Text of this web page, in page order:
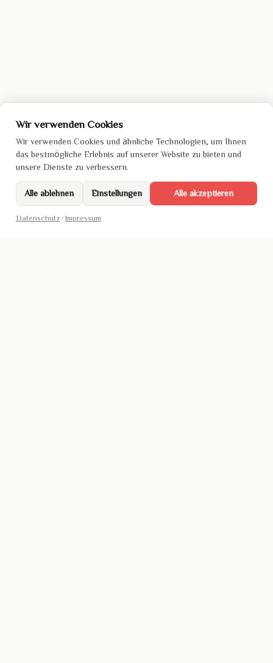
Wir verwenden Cookies
Wir verwenden Cookies und ähnliche Technologien, um Ihnen
das bestmögliche Erlebnis auf unserer Website zu bieten und
unsere Dienste zu verbessern.
Alle ablehnen Einstellungen Alle akzeptieren
Datenschutz· Impressum